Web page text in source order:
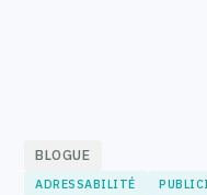
BLOGUE
ADRESSABILITÉ